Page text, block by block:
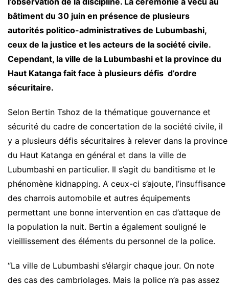
bâtiment du 30 juin en présence de plusieurs
autorités politico-administratives de Lubumbashi,
ceux de la justice et les acteurs de la société civile.
Cependant, la ville de la Lubumbashi et la province du
Haut Katanga fait face à plusieurs défis d’ordre
sécuritaire.
Selon Bertin Tshoz de la thématique gouvernance et
sécurité du cadre de concertation de la société civile, il
y a plusieurs défis sécuritaires à relever dans la province
du Haut Katanga en général et dans la ville de
Lubumbashi en particulier. Il s’agit du banditisme et le
phénomène kidnapping. A ceux-ci s’ajoute, l’insuffisance
des charrois automobile et autres équipements
permettant une bonne intervention en cas d’attaque de
la population la nuit. Bertin a également souligné le
vieillissement des éléments du personnel de la police.
“La ville de Lubumbashi s’élargir chaque jour. On note
des cas des cambriolages. Mais la police n’a pas assez